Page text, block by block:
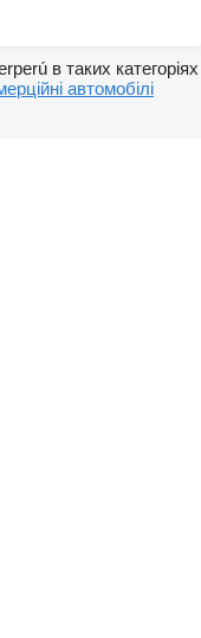
в таких категоріях
автомобілі